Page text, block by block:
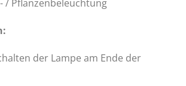
/ Pflanzenbeleuchtung
der Lampe am Ende der